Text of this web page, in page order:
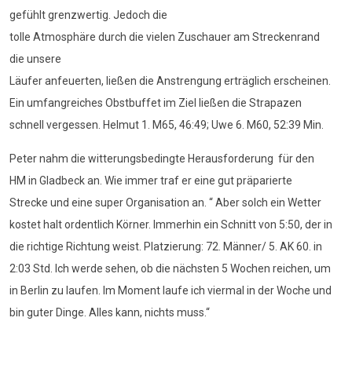
gefühlt grenzwertig. Jedoch die
tolle Atmosphäre durch die vielen Zuschauer am Streckenrand
die unsere
Läufer anfeuerten, ließen die Anstrengung erträglich erscheinen.
Ein umfangreiches Obstbuffet im Ziel ließen die Strapazen
schnell vergessen. Helmut 1. M65, 46:49; Uwe 6. M60, 52:39 Min.
Peter nahm die witterungsbedingte Herausforderung für den
HM in Gladbeck an. Wie immer traf er eine gut präparierte
Strecke und eine super Organisation an. “ Aber solch ein Wetter
kostet halt ordentlich Körner. Immerhin ein Schnitt von 5:50, der in
die richtige Richtung weist. Platzierung: 72. Männer/ 5. AK 60. in
2:03 Std. Ich werde sehen, ob die nächsten 5 Wochen reichen, um
in Berlin zu laufen. Im Moment laufe ich viermal in der Woche und
bin guter Dinge. Alles kann, nichts muss.“